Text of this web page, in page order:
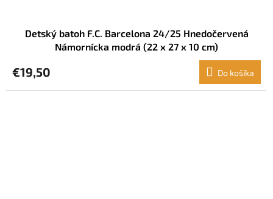
Detský batoh F.C. Barcelona 24/25 Hnedočervená
Námornícka modrá (22 x 27 x 10 cm)
€19,50 Do košíka